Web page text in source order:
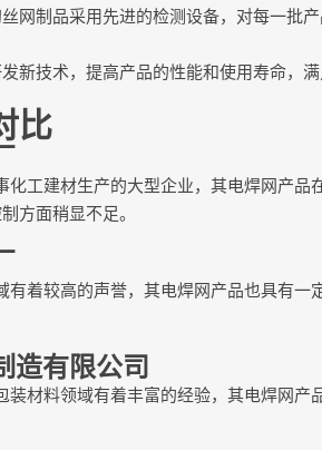
网制品采用先进的检测设备，对每一批
新技术，提高产品的性能和使用寿命，满
比
化工建材生产的大型企业，其电焊网产品
方面稍显不足。
有着较高的声誉，其电焊网产品也具有
造有限公司
装材料领域有着丰富的经验，其电焊网